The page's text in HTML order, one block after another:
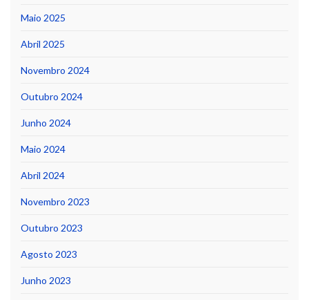
Maio 2025
Abril 2025
Novembro 2024
Outubro 2024
Junho 2024
Maio 2024
Abril 2024
Novembro 2023
Outubro 2023
Agosto 2023
Junho 2023